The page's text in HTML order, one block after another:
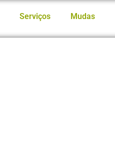
Serviços Mudas